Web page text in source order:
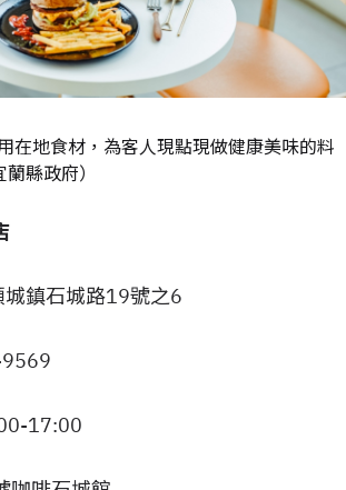
在地食材，為客人現點現做健康美味的料
縣政府）
鎮石城路19號之6
17:00